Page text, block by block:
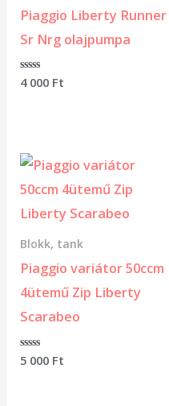
Piaggio Liberty Runner
Sr Nrg olajpumpa
Értékelés:
4 000 Ft
Blokk, tank
Piaggio variátor 50ccm
4ütemű Zip Liberty
Scarabeo
Értékelés:
5 000 Ft